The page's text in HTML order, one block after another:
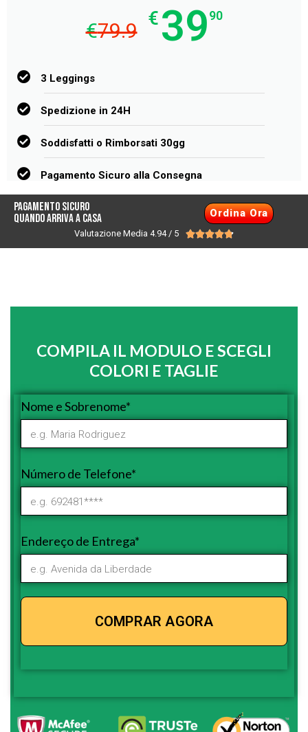
€79.9 €3990
3 Leggings
Spedizione in 24H
Soddisfatti o Rimborsati 30gg
Pagamento Sicuro alla Consegna
Pagamento Sicuro
quando arriva a casa
Ordina Ora
Valutazione Media 4.94 / 5 
COMPILA IL MODULO E SCEGLI
COLORI E TAGLIE
Nome e Sobrenome*
Número de Telefone*
Endereço de Entrega*